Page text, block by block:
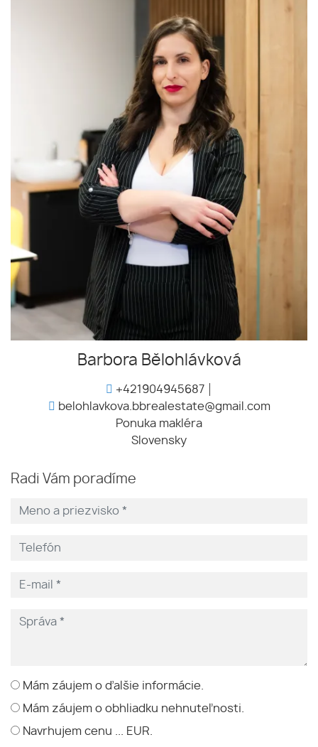
Barbora Bělohlávková
+421904945687
belohlavkova.bbrealestate@gmail.com
Ponuka makléra
Slovensky
Radi Vám poradíme
Mám záujem o ďalšie informácie.
Mám záujem o obhliadku nehnuteľnosti.
Navrhujem cenu ... EUR.